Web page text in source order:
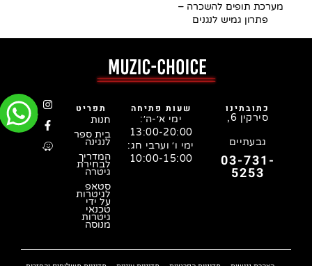
מערכת תופים להשכרה –
פתרון גמיש לנגנים
כתובתינו
סירקין 6,
גבעתיים
03-731-
5253
שעות פתיחה
ימי א׳-ה׳:
13:00-20:00
ימי ו׳ וערבי חג:
10:00-15:00
תפריט
חנות
בית ספר
לנגינה
המדריך
לבחירת
גיטרה
סטאפ
לגיטרות
על ידי
טכנאי
גיטרות
מנוסה